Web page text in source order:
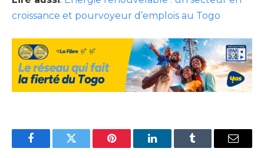
croissance et pourvoyeur d’emplois au Togo
FacebookTwitter Pinterest LinkedInTumblr Email